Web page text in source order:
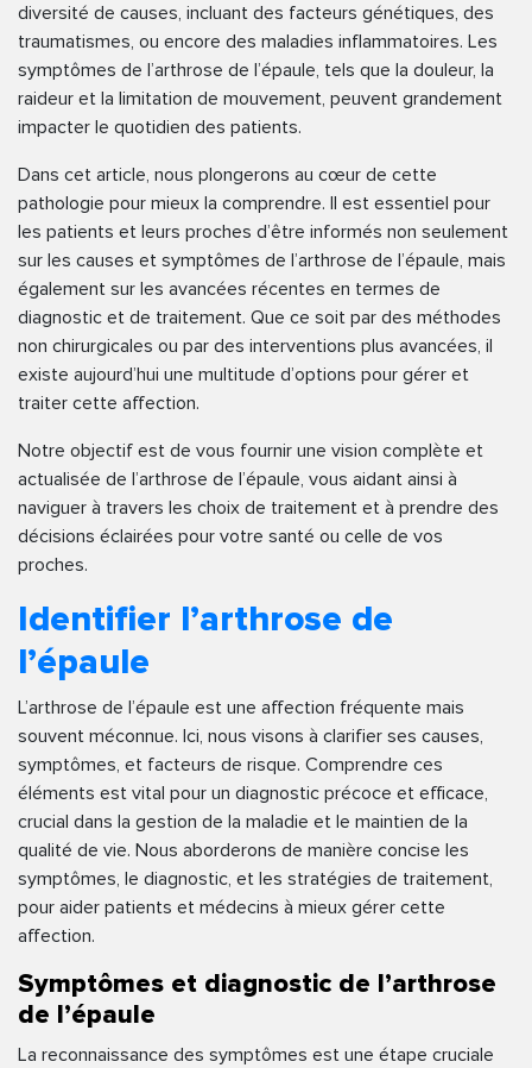
diversité de causes, incluant des facteurs génétiques, des
traumatismes, ou encore des maladies inflammatoires. Les
symptômes de l’arthrose de l’épaule, tels que la douleur, la
raideur et la limitation de mouvement, peuvent grandement
impacter le quotidien des patients.
Dans cet article, nous plongerons au cœur de cette
pathologie pour mieux la comprendre. Il est essentiel pour
les patients et leurs proches d’être informés non seulement
sur les causes et symptômes de l’arthrose de l’épaule, mais
également sur les avancées récentes en termes de
diagnostic et de traitement. Que ce soit par des méthodes
non chirurgicales ou par des interventions plus avancées, il
existe aujourd’hui une multitude d’options pour gérer et
traiter cette affection.
Notre objectif est de vous fournir une vision complète et
actualisée de l’arthrose de l’épaule, vous aidant ainsi à
naviguer à travers les choix de traitement et à prendre des
décisions éclairées pour votre santé ou celle de vos
proches.
Identifier l’arthrose de
l’épaule
L’arthrose de l’épaule est une affection fréquente mais
souvent méconnue. Ici, nous visons à clarifier ses causes,
symptômes, et facteurs de risque. Comprendre ces
éléments est vital pour un diagnostic précoce et efficace,
crucial dans la gestion de la maladie et le maintien de la
qualité de vie. Nous aborderons de manière concise les
symptômes, le diagnostic, et les stratégies de traitement,
pour aider patients et médecins à mieux gérer cette
affection.
Symptômes et diagnostic de l’arthrose
de l’épaule
La reconnaissance des symptômes est une étape cruciale